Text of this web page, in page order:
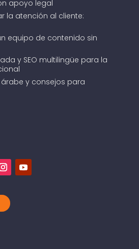
apoyo legal
la atención al cliente:
equipo de contenido sin
y SEO multilingüe para la
y consejos para